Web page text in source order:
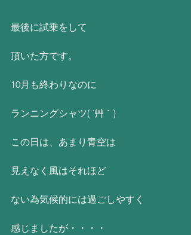
最後に試乗をして
頂いた方です。
10月も終わりなのに
ランニングシャツ( ´艸｀)
この日は、あまり青空は
見えなく風はそれほど
ない為気候的には過ごしやすく
感じましたが・・・・